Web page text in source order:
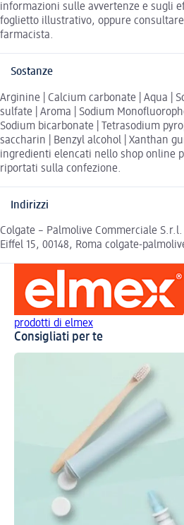
informazioni sulle avvertenze e sugli
foglietto illustrativo, oppure
farmacista.
Sostanze
Arginine | Calcium carbonate | Aqua |
sulfate | Aroma | Sodium
Sodium bicarbonate | Tetrasodium
saccharin | Benzyl alcohol | Xanthan
ingredienti elencati nello shop online
riportati sulla confezione.
Indirizzi
Colgate – Palmolive Commerciale
Eiffel 15, 00148, Roma colgate-
prodotti di elmex
Consigliati per te